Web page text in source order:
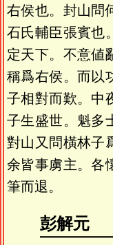
右侯也。封山問
石氏輔臣張賓也
定天下。不意値
稱爲右侯。而以
子相對而歎。中
子生盛世。魁多
對山又問橫林子
余皆事虜主。各
筆而退。
彭解元